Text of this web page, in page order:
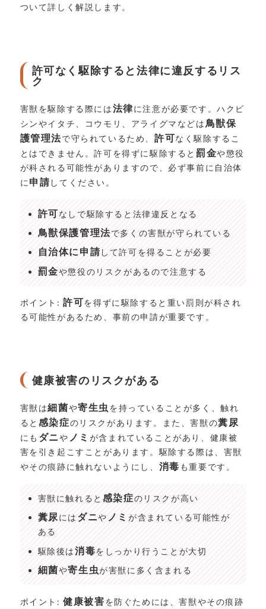
ついて詳しく解説します。
許可なく駆除すると法律に違反するリス
ク
害獣を駆除する際には法律に注意が必要です。ハクビ
シンやイタチ、コウモリ、アライグマなどは鳥獣保
護管理法で守られているため、 許可なく駆除するこ
とはできません。許可を得ずに駆除すると 罰金や懲役
が科される可能性がありますので、必ず事前に自治体
に 申請してください。
許可なしで駆除すると法律違反となる
鳥獣保護管理法で多くの害獣が守られている
自治体に申請して許可を得ることが必要
罰金や懲役のリスクがあるので注意する
ポイント:許可を得ずに駆除すると重い罰則が科され
る可能性があるため、事前の申請が重要です。
健康被害のリスクがある
害獣は細菌や寄生虫 を持っていることが多く、触れ
ると 感染症のリスクがあります。また、害獣の糞尿
にも ダニや ノミ が含まれていることがあり、健康被
害を引き起こすことがあります。駆除する際は、害獣
やその痕跡に触れないようにし、 消毒 も重要です。
害獣に触れると 感染症のリスクが高い
糞尿には ダニや ノミが含まれている可能性が
ある
駆除後は消毒をしっかり行うことが大切
細菌や寄生虫が害獣に多く含まれる
ポイント:健康被害を防ぐためには、害獣やその痕跡